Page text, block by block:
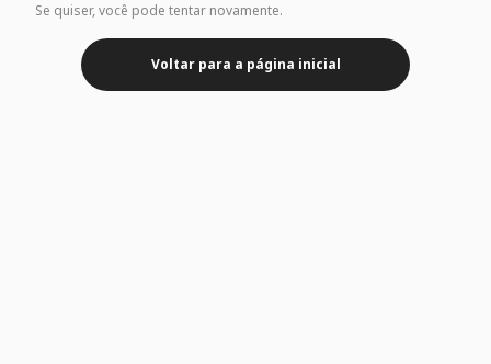
Se quiser, você pode tentar novamente.
Voltar para a página inicial